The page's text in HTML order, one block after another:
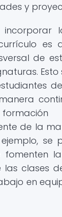
y
es
de
Esto
de la
se
las clases
en